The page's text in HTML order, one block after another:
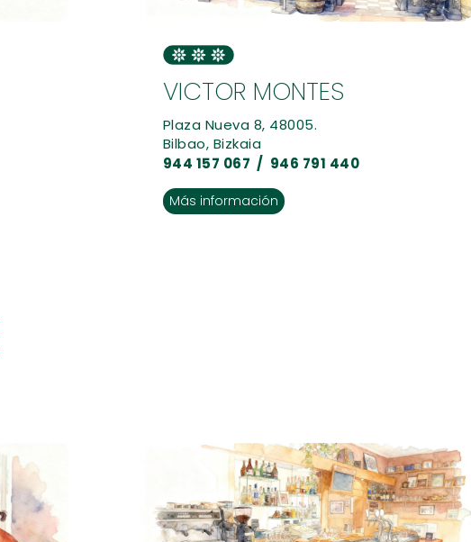
VICTOR MONTES
Plaza Nueva 8, 48005.
Bilbao, Bizkaia
944 157 067 / 946 791 440
Más información